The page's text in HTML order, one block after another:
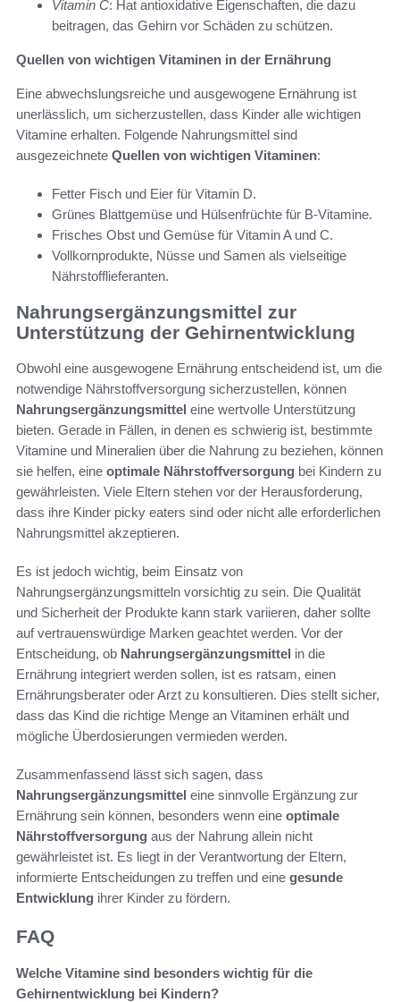
Vitamin C: Hat antioxidative Eigenschaften, die dazu
beitragen, das Gehirn vor Schäden zu schützen.
Quellen von wichtigen Vitaminen in der Ernährung
Eine abwechslungsreiche und ausgewogene Ernährung ist
unerlässlich, um sicherzustellen, dass Kinder alle wichtigen
Vitamine erhalten. Folgende Nahrungsmittel sind
ausgezeichnete Quellen von wichtigen Vitaminen:
Fetter Fisch und Eier für Vitamin D.
Grünes Blattgemüse und Hülsenfrüchte für B-Vitamine.
Frisches Obst und Gemüse für Vitamin A und C.
Vollkornprodukte, Nüsse und Samen als vielseitige
Nährstofflieferanten.
Nahrungsergänzungsmittel zur
Unterstützung der Gehirnentwicklung
Obwohl eine ausgewogene Ernährung entscheidend ist, um die
notwendige Nährstoffversorgung sicherzustellen, können
Nahrungsergänzungsmittel eine wertvolle Unterstützung
bieten. Gerade in Fällen, in denen es schwierig ist, bestimmte
Vitamine und Mineralien über die Nahrung zu beziehen, können
sie helfen, eine optimale Nährstoffversorgung bei Kindern zu
gewährleisten. Viele Eltern stehen vor der Herausforderung,
dass ihre Kinder picky eaters sind oder nicht alle erforderlichen
Nahrungsmittel akzeptieren.
Es ist jedoch wichtig, beim Einsatz von
Nahrungsergänzungsmitteln vorsichtig zu sein. Die Qualität
und Sicherheit der Produkte kann stark variieren, daher sollte
auf vertrauenswürdige Marken geachtet werden. Vor der
Entscheidung, ob Nahrungsergänzungsmittel in die
Ernährung integriert werden sollen, ist es ratsam, einen
Ernährungsberater oder Arzt zu konsultieren. Dies stellt sicher,
dass das Kind die richtige Menge an Vitaminen erhält und
mögliche Überdosierungen vermieden werden.
Zusammenfassend lässt sich sagen, dass
Nahrungsergänzungsmittel eine sinnvolle Ergänzung zur
Ernährung sein können, besonders wenn eine optimale
Nährstoffversorgung aus der Nahrung allein nicht
gewährleistet ist. Es liegt in der Verantwortung der Eltern,
informierte Entscheidungen zu treffen und eine gesunde
Entwicklung ihrer Kinder zu fördern.
FAQ
Welche Vitamine sind besonders wichtig für die
Gehirnentwicklung bei Kindern?